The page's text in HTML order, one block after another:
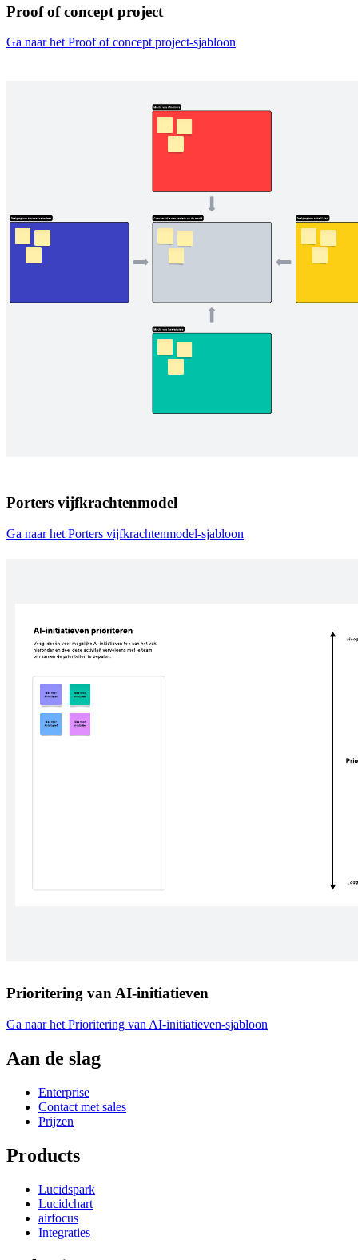
Proof of concept project
Ga naar het Proof of concept project-sjabloon
Porters vijfkrachtenmodel
Ga naar het Porters vijfkrachtenmodel-sjabloon
Prioritering van AI-initiatieven
Ga naar het Prioritering van AI-initiatieven-sjabloon
Aan de slag
Enterprise
Contact met sales
Prijzen
Products
Lucidspark
Lucidchart
airfocus
Integraties